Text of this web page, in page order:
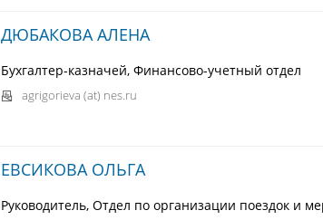
ДЮБАКОВА АЛЕНА
Бухгалтер-казначей, Финансово-учетный отдел
agrigorieva (at) nes.ru
ЕВСИКОВА ОЛЬГА
Руководитель, Отдел по организации поездок и